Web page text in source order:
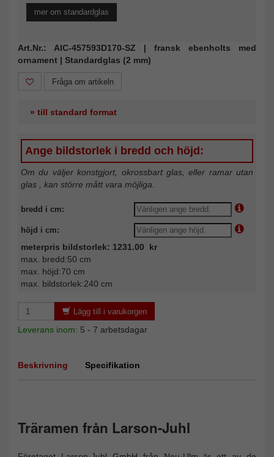
mer om standardglas
Art.Nr.: AIC-457593D170-SZ | fransk ebenholts med
ornament | Standardglas (2 mm)
Fråga om artikeln
» till standard format
Ange bildstorlek i bredd och höjd:
Om du väljer konstgjort, okrossbart glas, eller ramar utan
glas , kan större mått vara möjliga.
bredd i cm:
höjd i cm:
meterpris bildstorlek: 1231.00 kr
max. bredd:50 cm
max. höjd:70 cm
max. bildstorlek:240 cm
Lägg till i varukorgen
Leverans inom: 5 - 7 arbetsdagar
Beskrivning Specifikation
Träramen från Larson-Juhl